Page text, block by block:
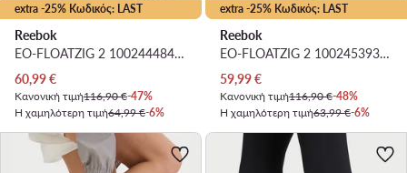
extra -25% Κωδικός: LAST
Reebok
EO-FLOATZIG 2 100244484 · Παπούτσια για Τρέξιμο
Τρέχουσα τιμή
60,99€
Κανονική τιμή116,90 €-47%
Η χαμηλότερη τιμή64,99 €-6%
extra -25% Κωδικός: LAST
Reebok
EO-FLOATZIG 2 100245393 · Παπούτσια για Τρέξιμο
Τρέχουσα τιμή
59,99€
Κανονική τιμή116,90 €-48%
Η χαμηλότερη τιμή63,99 €-6%